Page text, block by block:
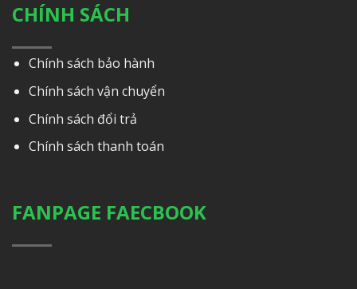
CHÍNH SÁCH
Chính sách bảo hành
Chính sách vận chuyển
Chính sách đổi trả
Chính sách thanh toán
FANPAGE FAECBOOK